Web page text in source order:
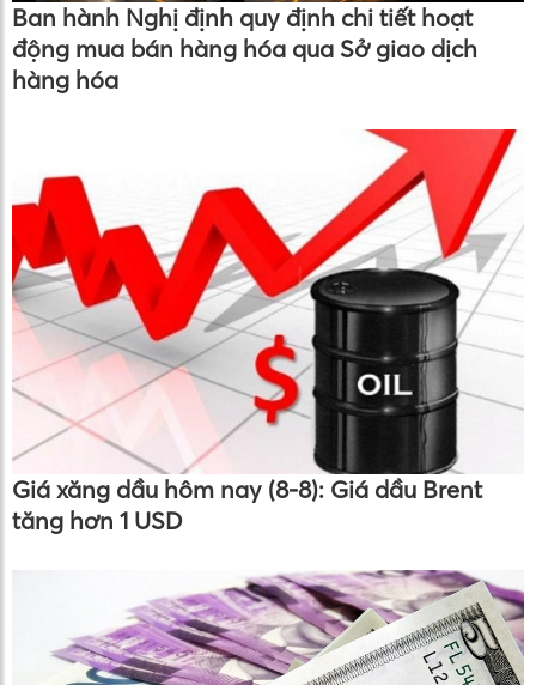
Ban hành Nghị định quy định chi tiết hoạt
động mua bán hàng hóa qua Sở giao dịch
hàng hóa
Giá xăng dầu hôm nay (8-8): Giá dầu Brent
tăng hơn 1 USD